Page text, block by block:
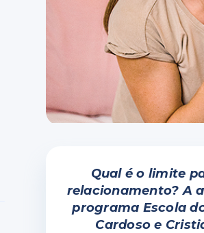
Qual é o limite
relacionamento? A
programa Escola
Cardoso e